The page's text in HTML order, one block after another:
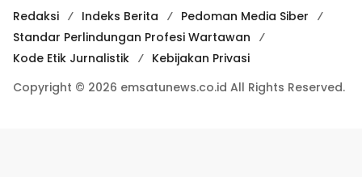
Redaksi Indeks Berita
Pedoman Media Siber
Standar Perlindungan Profesi Wartawan
Kode Etik Jurnalistik
Kebijakan Privasi
Copyright © 2026 emsatunews.co.id All Rights Reserved.